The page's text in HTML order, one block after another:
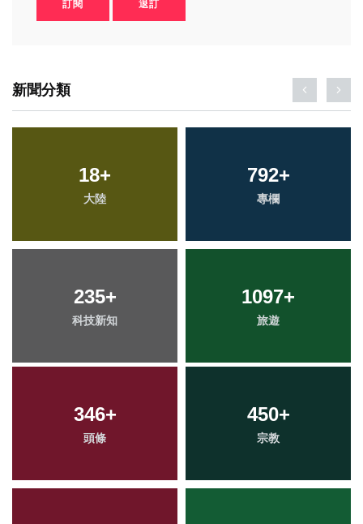
訂閱 退訂
新聞分類
18+
大陸
792+
專欄
235+
科技新知
1097+
旅遊
346+
頭條
450+
宗教